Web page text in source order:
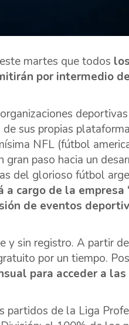
martes que todos
por intermedio
sus propias
NFL (fútbol
gran paso hacia un
del glorioso fútbol
cargo de la empresa
de eventos
y sin registro. A partir
por un tiempo.
para acceder a
partidos de la Liga